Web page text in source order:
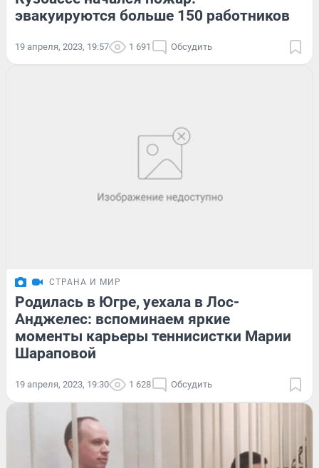
эвакуируются больше 150 работников
19 апреля, 2023, 19:57 1 691 Обсудить
СТРАНА И МИР
Родилась в Югре, уехала в Лос-
Анджелес: вспоминаем яркие
моменты карьеры теннисистки Марии
Шараповой
19 апреля, 2023, 19:30 1 628 Обсудить